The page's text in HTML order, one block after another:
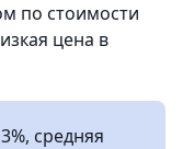
по стоимости
цена в
средняя